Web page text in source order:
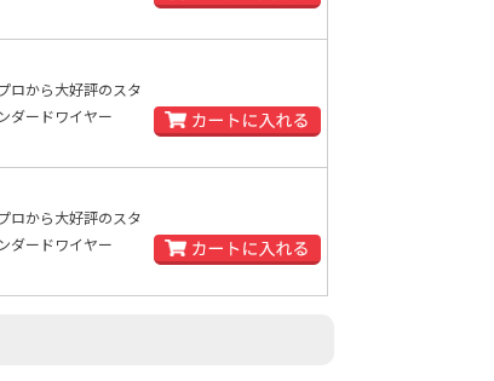
ロから大好評のスタ
ンダードワイヤー
ロから大好評のスタ
ンダードワイヤー